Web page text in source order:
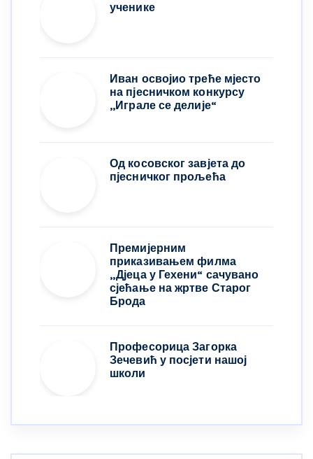
ученике
Иван освојио треће мјесто
на пјесничком конкурсу
,,Играле се делије“
Од косовског завјета до
пјесничког прољећа
Премијерним
приказивањем филма
„Дјеца у Гехени“ сачувано
сјећање на жртве Старог
Брода
Професорица Загорка
Зечевић у посјети нашој
школи